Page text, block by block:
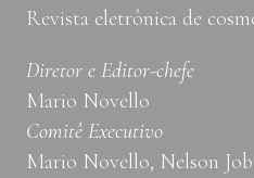
Revista eletrônica de
Diretor e Editor-chefe
Mario Novello
Comitê Executivo
Mario Novello, Nelson